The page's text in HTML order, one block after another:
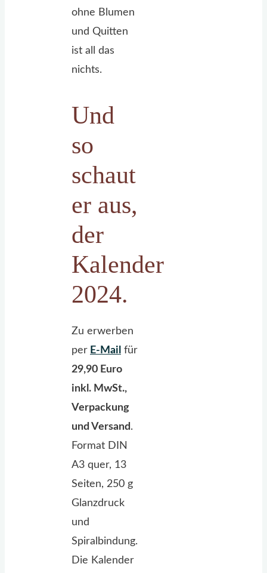
ohne Blumen
und Quitten
ist all das
nichts.
Und
so
schaut
er aus,
der
Kalender
2024.
Zu erwerben
per E-Mail für
29,90 Euro
inkl. MwSt.,
Verpackung
und Versand.
Format DIN
A3 quer, 13
Seiten, 250 g
Glanzdruck
und
Spiralbindung.
Die Kalender